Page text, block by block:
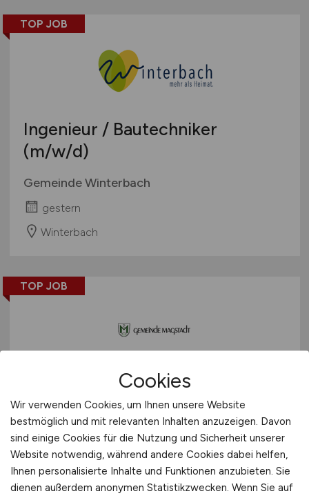
TOP JOB
Ingenieur / Bautechniker
(m/w/d)
Gemeinde Winterbach
gestern
Winterbach
TOP JOB
Sachgebietsleitung für
denBereich Tiefbau(m/w/d)
Gemeinde Magstadt
gestern
Magstadt
Cookies
Wir verwenden Cookies, um Ihnen unsere Website
bestmöglich und mit relevanten Inhalten anzuzeigen. Davon
sind einige Cookies für die Nutzung und Sicherheit unserer
Website notwendig, während andere Cookies dabei helfen,
Ihnen personalisierte Inhalte und Funktionen anzubieten. Sie
dienen außerdem anonymen Statistikzwecken. Wenn Sie auf